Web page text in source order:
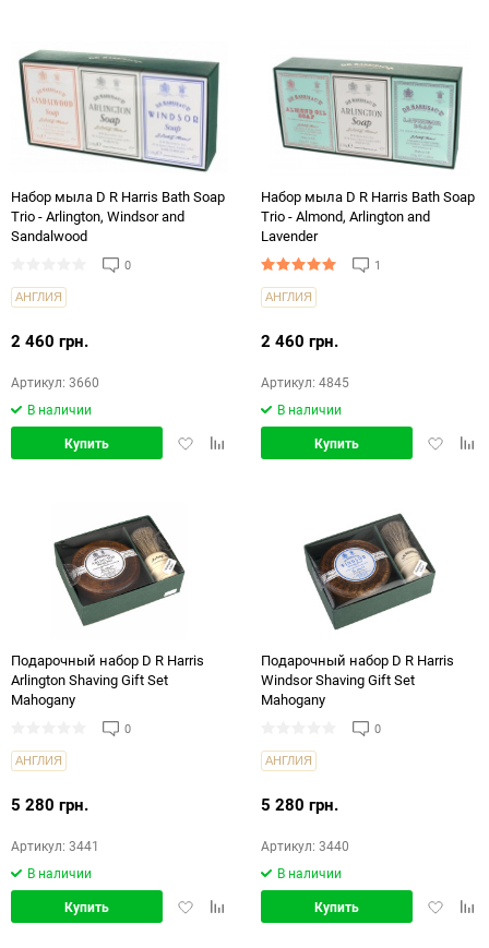
Набор мыла D R Harris Bath Soap
Trio - Arlington, Windsor and
Sandalwood
0
АНГЛИЯ
2 460 грн.
Артикул: 3660
В наличии
ДобавитьДобавить
Купить
Набор мыла D R Harris Bath Soap
Trio - Almond, Arlington and
Lavender
1
АНГЛИЯ
2 460 грн.
Артикул: 4845
В наличии
Купить
Подарочный набор D R Harris
Arlington Shaving Gift Set
Mahogany
0
АНГЛИЯ
5 280 грн.
Артикул: 3441
В наличии
ДобавитьДобавить
Купить
Подарочный набор D R Harris
Windsor Shaving Gift Set
Mahogany
0
АНГЛИЯ
5 280 грн.
Артикул: 3440
В наличии
Купить